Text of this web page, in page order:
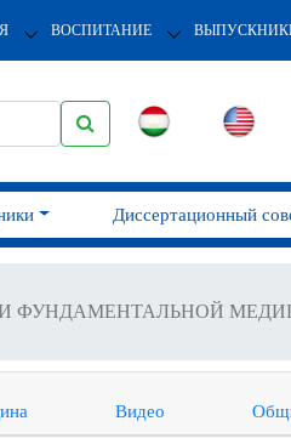
ВОСПИТАНИЕ
Диссертационный
ФУНДАМЕНТАЛЬНОЙ
Видео